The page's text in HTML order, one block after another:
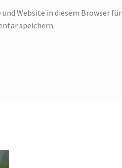
und Website in diesem Browser für
speichern.